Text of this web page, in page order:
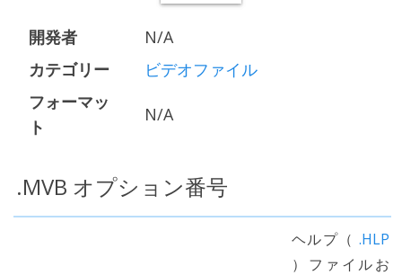
開発者
N/A
カテゴリー
ビデオファイル
フォーマッ
ト
N/A
.MVB オプション番号
ヘルプ（ .HLP
）ファイルお